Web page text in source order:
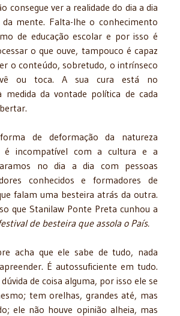
consegue ver a realidade do dia a dia
mente. Falta-lhe o conhecimento
de educação escolar e por isso é
o que ouve, tampouco é capaz
o conteúdo, sobretudo, o intrínseco
ou toca. A sua cura está no
medida da vontade política de cada
de deformação da natureza
é incompatível com a cultura e a
no dia a dia com pessoas
conhecidos e formadores de
falam uma besteira atrás da outra.
que Stanilaw Ponte Preta cunhou a
de besteira que assola o País.
acha que ele sabe de tudo, nada
É autossuficiente em tudo.
de coisa alguma, por isso ele se
tem orelhas, grandes até, mas
ele não houve opinião alheia, mas